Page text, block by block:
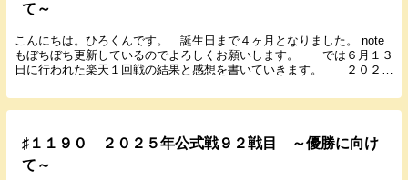
て～
こんにちは。ひろくんです。 誕生日まで４ヶ月となりました。 note
もぼちぼち更新しているのでよろしくお願いします。 では６月１３
日に行われた楽天１回戦の結果と感想を書いていきます。 ２０２５
♯１１９０ ２０２５年公式戦９２戦目 ～優勝に向け
て～